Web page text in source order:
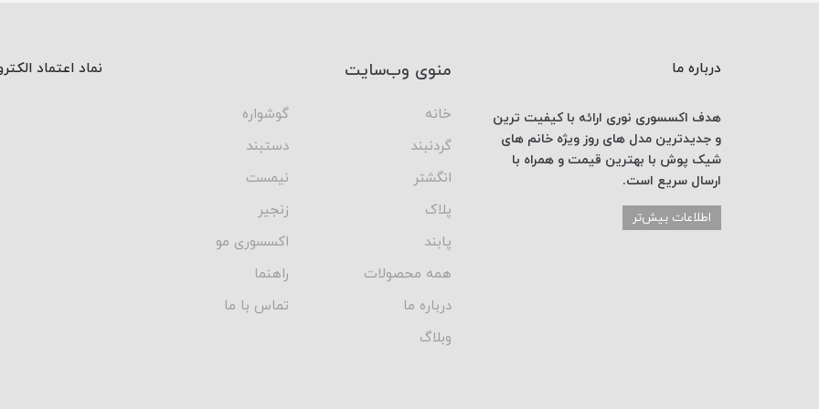
درباره ما
هدف اکسسوری نوری ارائه با کیفیت ترین
و جدیدترین مدل های روز ویژه خانم های
شیک پوش با بهترین قیمت و همراه با
ارسال سریع است.
اطلاعات بیش‌تر
منوی وب‌سایت
خانه
گوشواره
گردنبند
دستبند
انگشتر
نیمست
پلاک
زنجیر
پابند
اکسسوری مو
همه محصولات
راهنما
درباره ما
تماس با ما
وبلاگ
نماد اعتماد